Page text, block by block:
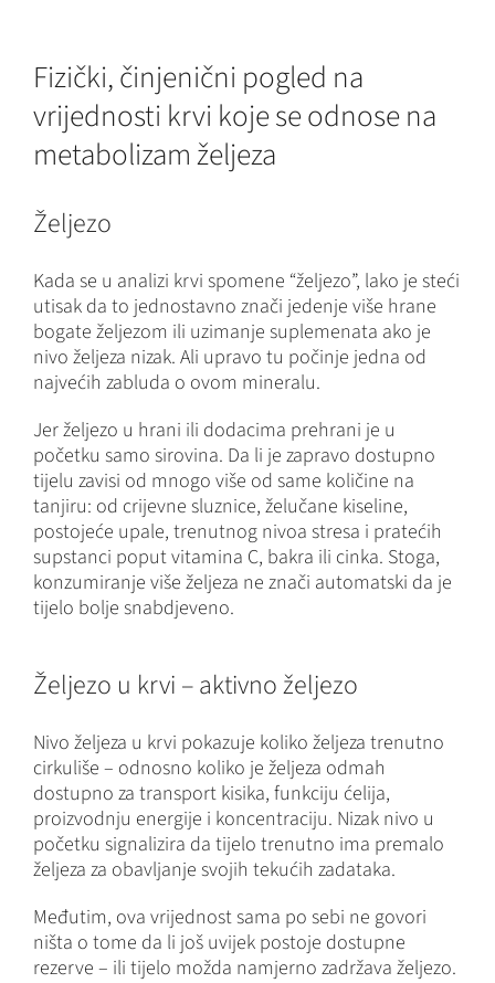
Fizički, činjenični pogled na
vrijednosti krvi koje se odnose na
metabolizam željeza
Željezo
Kada se u analizi krvi spomene “željezo”, lako je steći
utisak da to jednostavno znači jedenje više hrane
bogate željezom ili uzimanje suplemenata ako je
nivo željeza nizak. Ali upravo tu počinje jedna od
najvećih zabluda o ovom mineralu.
Jer željezo u hrani ili dodacima prehrani je u
početku samo sirovina. Da li je zapravo dostupno
tijelu zavisi od mnogo više od same količine na
tanjiru: od crijevne sluznice, želučane kiseline,
postojeće upale, trenutnog nivoa stresa i pratećih
supstanci poput vitamina C, bakra ili cinka. Stoga,
konzumiranje više željeza ne znači automatski da je
tijelo bolje snabdjeveno.
Željezo u krvi – aktivno željezo
Nivo željeza u krvi pokazuje koliko željeza trenutno
cirkuliše – odnosno koliko je željeza odmah
dostupno za transport kisika, funkciju ćelija,
proizvodnju energije i koncentraciju. Nizak nivo u
početku signalizira da tijelo trenutno ima premalo
željeza za obavljanje svojih tekućih zadataka.
Međutim, ova vrijednost sama po sebi ne govori
ništa o tome da li još uvijek postoje dostupne
rezerve – ili tijelo možda namjerno zadržava željezo.